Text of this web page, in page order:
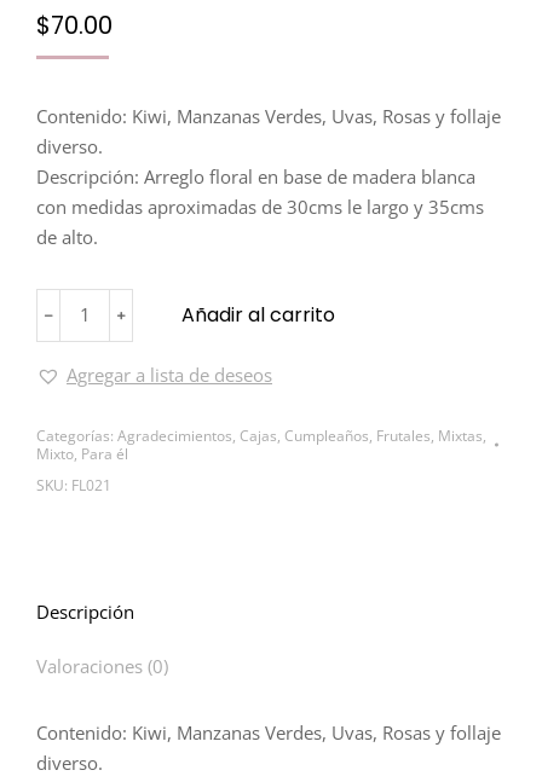
$70.00
Contenido: Kiwi, Manzanas Verdes, Uvas, Rosas y follaje
diverso.
Descripción: Arreglo floral en base de madera blanca
con medidas aproximadas de 30cms le largo y 35cms
de alto.
﹣ ﹢ Añadir al carrito
Agregar a lista de deseos
Categorías: Agradecimientos, Cajas, Cumpleaños, Frutales, Mixtas,
Mixto, Para él
SKU: FL021
Descripción
Valoraciones (0)
Contenido: Kiwi, Manzanas Verdes, Uvas, Rosas y follaje
diverso.